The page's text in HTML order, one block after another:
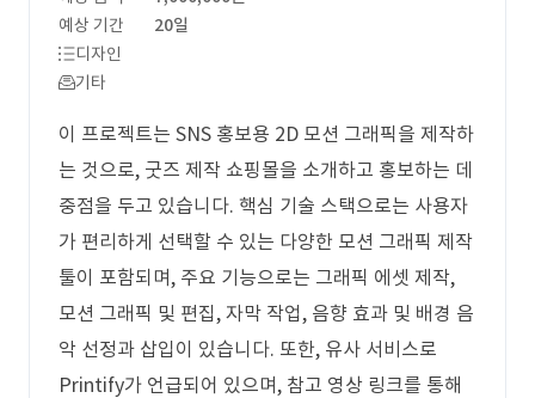
예상 기간
20일
디자인
기타
이 프로젝트는 SNS 홍보용 2D 모션 그래픽을 제작하
는 것으로, 굿즈 제작 쇼핑몰을 소개하고 홍보하는 데
중점을 두고 있습니다. 핵심 기술 스택으로는 사용자
가 편리하게 선택할 수 있는 다양한 모션 그래픽 제작
툴이 포함되며, 주요 기능으로는 그래픽 에셋 제작,
모션 그래픽 및 편집, 자막 작업, 음향 효과 및 배경 음
악 선정과 삽입이 있습니다. 또한, 유사 서비스로
Printify가 언급되어 있으며, 참고 영상 링크를 통해